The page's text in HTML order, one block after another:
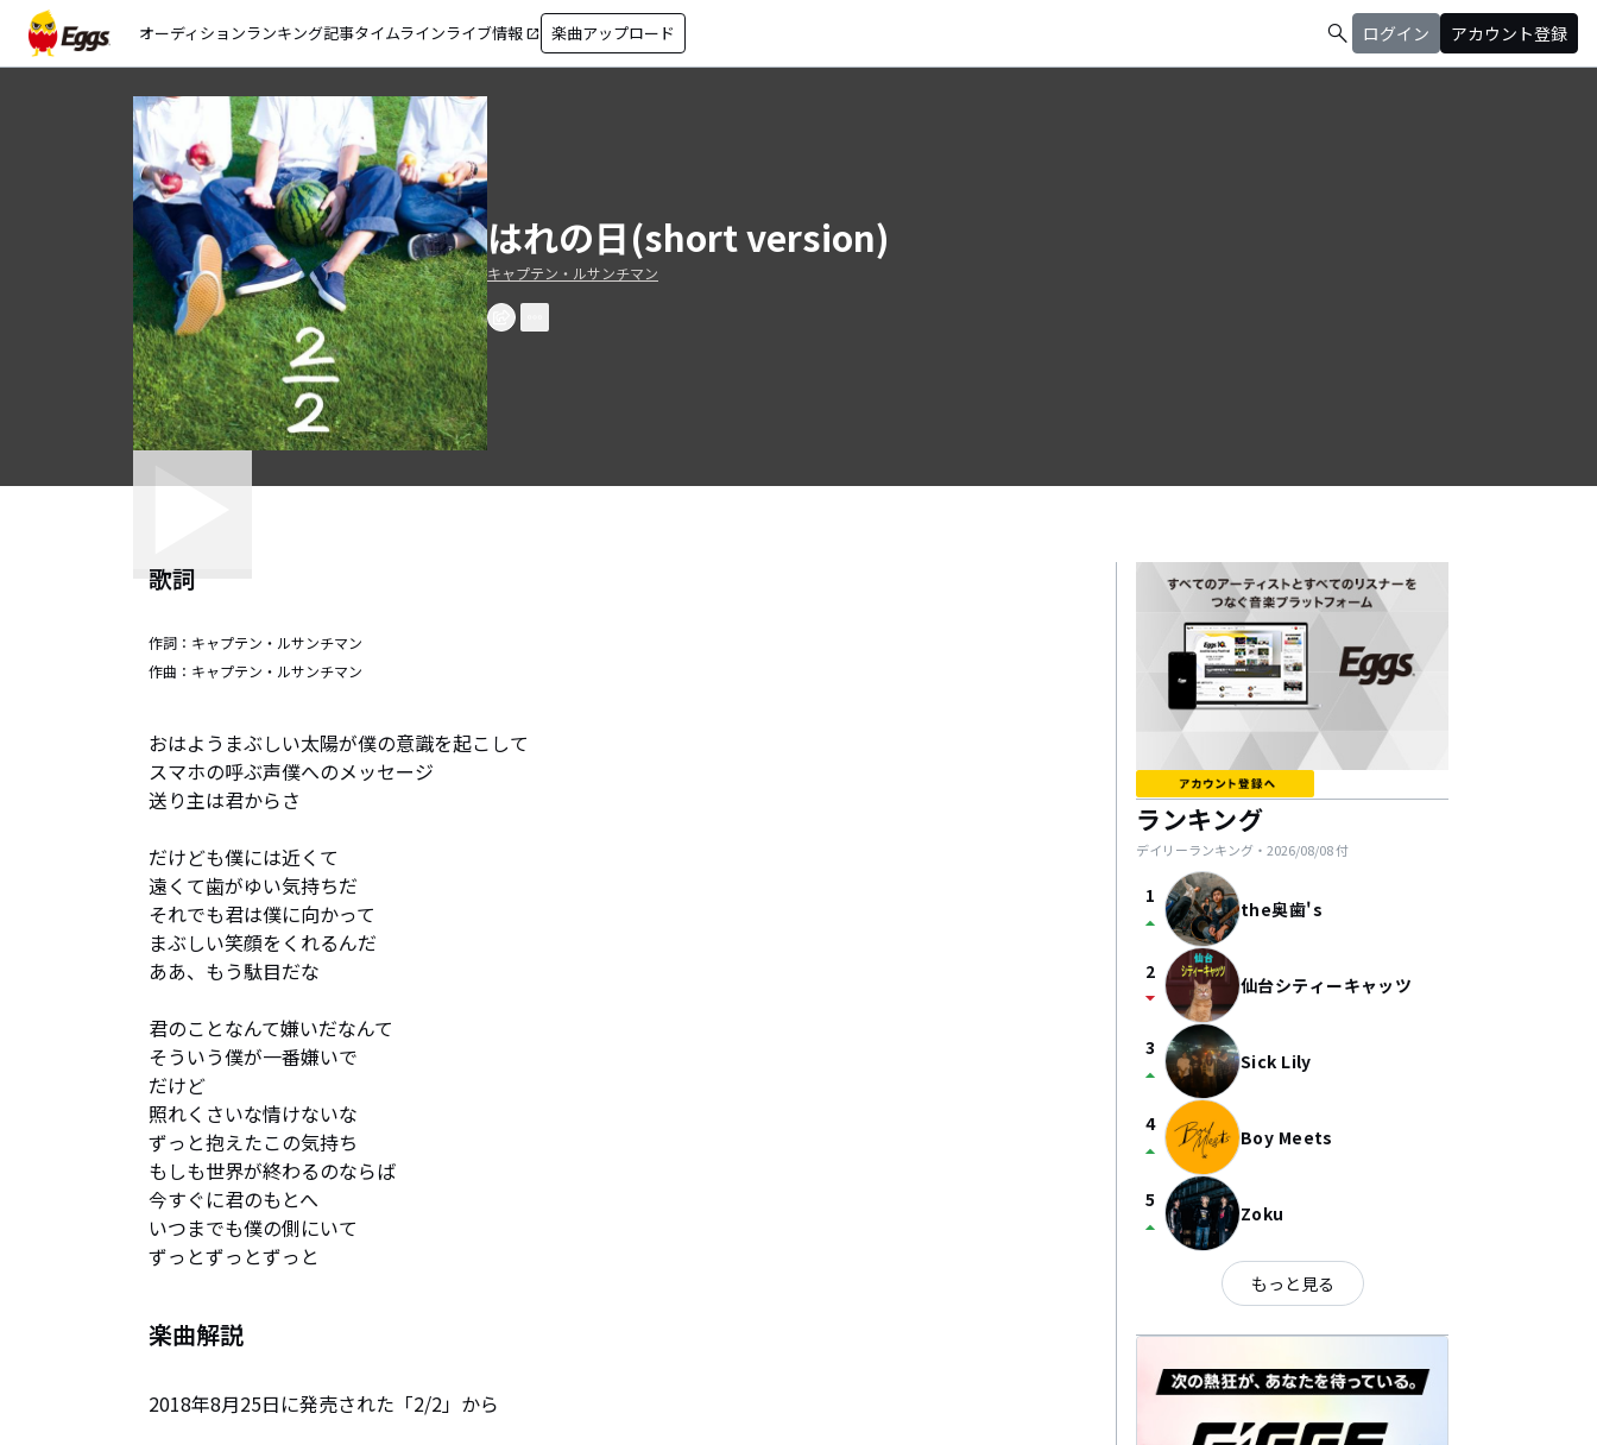
オーディションランキング記事タイムラインライブ情報 open_in_new 楽曲アップロード search ログイン アカウント登録
はれの日(short version)
キャプテン・ルサンチマン
歌詞
作詞： キャプテン・ルサンチマン
作曲： キャプテン・ルサンチマン
おはようまぶしい太陽が僕の意識を起こして
スマホの呼ぶ声僕へのメッセージ
送り主は君からさ
だけども僕には近くて
遠くて歯がゆい気持ちだ
それでも君は僕に向かって
まぶしい笑顔をくれるんだ
ああ、もう駄目だな
君のことなんて嫌いだなんて
そういう僕が一番嫌いで
だけど
照れくさいな情けないな
ずっと抱えたこの気持ち
もしも世界が終わるのならば
今すぐに君のもとへ
いつまでも僕の側にいて
ずっとずっとずっと
楽曲解説
2018年8月25日に発売された「2/2」から
ランキング
デイリーランキング・ 2026/08/08付
1
arrow_drop_up the奥歯's
2
arrow_drop_down 仙台シティーキャッツ
3
arrow_drop_up Sick Lily
4
arrow_drop_up Boy Meets
5
arrow_drop_up Zoku
もっと見る